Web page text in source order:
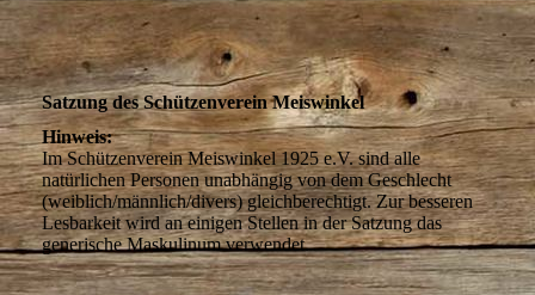
Satzung des Schützenverein Meiswinkel
Hinweis:
Im Schützenverein Meiswinkel 1925 e.V. sind alle
natürlichen Personen unabhängig von dem Geschlecht
(weiblich/männlich/divers) gleichberechtigt. Zur besseren
Lesbarkeit wird an einigen Stellen in der Satzung das
generische Maskulinum verwendet.